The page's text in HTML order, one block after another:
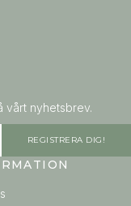
vårt nyhetsbrev.
REGISTRERA DIG!